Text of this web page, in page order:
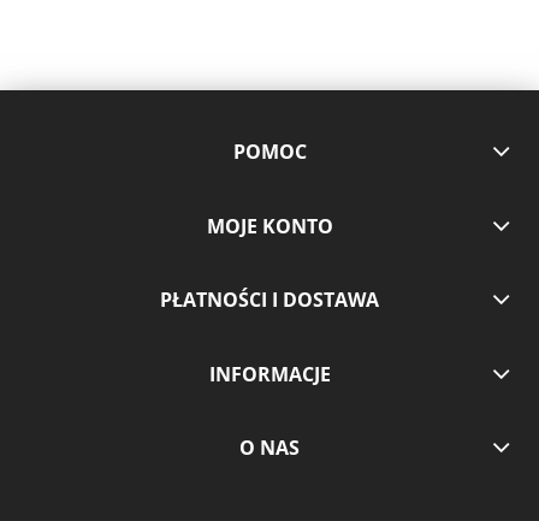
POMOC
MOJE KONTO
PŁATNOŚCI I DOSTAWA
INFORMACJE
O NAS